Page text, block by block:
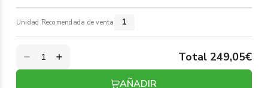
Unidad Recomendada de venta 1
Total 249,05€
AÑADIR